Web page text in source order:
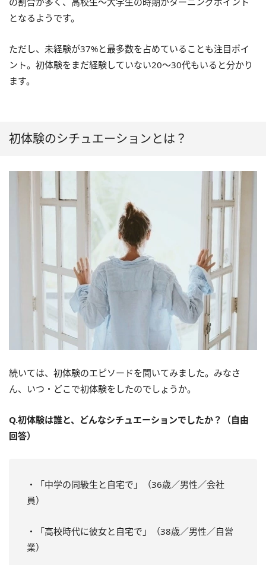
となるようです。
ただし、未経験が37%と最多数を占めていることも注目ポイ
ント。初体験をまだ経験していない20～30代もいると分かり
ます。
初体験のシチュエーションとは？
続いては、初体験のエピソードを聞いてみました。みなさ
ん、いつ・どこで初体験をしたのでしょうか。
Q.初体験は誰と、どんなシチュエーションでしたか？（自由
回答）
・「中学の同級生と自宅で」（36歳／男性／会社
員）
・「高校時代に彼女と自宅で」（38歳／男性／自営
業）